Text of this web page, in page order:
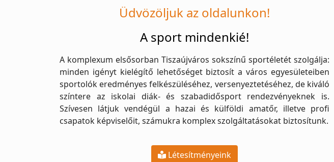
Üdvözöljuk az oldalunkon!
A sport mindenkié!
A komplexum elsősorban Tiszaújváros sokszínű sportéletét szolgálja:
minden igényt kielégítő lehetőséget biztosít a város egyesületeiben
sportolók eredményes felkészüléséhez, versenyeztetéséhez, de kiváló
színtere az iskolai diák- és szabadidősport rendezvényeknek is.
Szívesen látjuk vendégül a hazai és külföldi amatőr, illetve profi
csapatok képviselőit, számukra komplex szolgáltatásokat biztosítunk.
Létesítményeink